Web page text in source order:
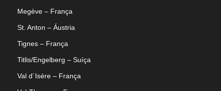
Megève – França
St. Anton – Áustria
Tignes – França
Titlis/Engelberg – Suíça
Val d´Isére – França